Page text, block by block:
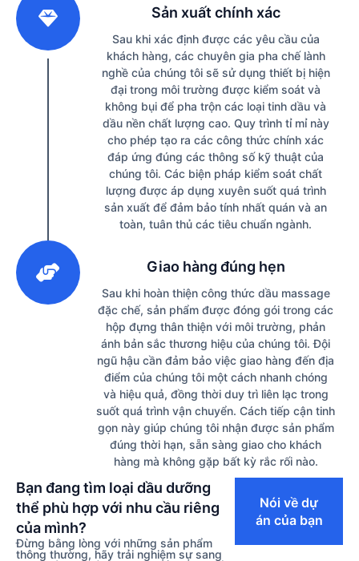
Sản xuất chính xác
Sau khi xác định được các yêu cầu của
khách hàng, các chuyên gia pha chế lành
nghề của chúng tôi sẽ sử dụng thiết bị hiện
đại trong môi trường được kiểm soát và
không bụi để pha trộn các loại tinh dầu và
dầu nền chất lượng cao. Quy trình tỉ mỉ này
cho phép tạo ra các công thức chính xác
đáp ứng đúng các thông số kỹ thuật của
chúng tôi. Các biện pháp kiểm soát chất
lượng được áp dụng xuyên suốt quá trình
sản xuất để đảm bảo tính nhất quán và an
toàn, tuân thủ các tiêu chuẩn ngành.
Giao hàng đúng hẹn
Sau khi hoàn thiện công thức dầu massage
đặc chế, sản phẩm được đóng gói trong các
hộp đựng thân thiện với môi trường, phản
ánh bản sắc thương hiệu của chúng tôi. Đội
ngũ hậu cần đảm bảo việc giao hàng đến địa
điểm của chúng tôi một cách nhanh chóng
và hiệu quả, đồng thời duy trì liên lạc trong
suốt quá trình vận chuyển. Cách tiếp cận tinh
gọn này giúp chúng tôi nhận được sản phẩm
đúng thời hạn, sẵn sàng giao cho khách
hàng mà không gặp bất kỳ rắc rối nào.
Bạn đang tìm loại dầu dưỡng
thể phù hợp với nhu cầu riêng
của mình?
Đừng bằng lòng với những sản phẩm
thông thường, hãy trải nghiệm sự sang
Nói về dự
án của bạn